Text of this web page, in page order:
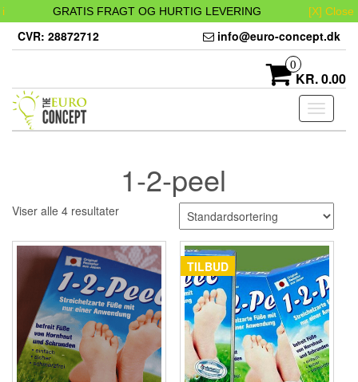
i GRATIS FRAGT OG HURTIG LEVERING [X] Close
SkipCVR: 28872712 info@euro-concept.dk
0
KR. 0.00
Toggle
1-2-peel
Viser alle 4 resultater
TILBUD